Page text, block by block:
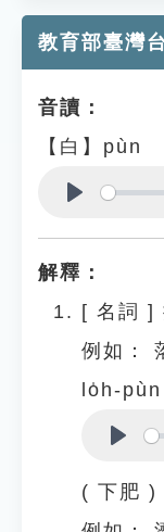
教育部臺灣
音讀：
【白】pùn
解釋：
[ 名詞 ]
例如：
lo̍h-pùn
( 下肥 )